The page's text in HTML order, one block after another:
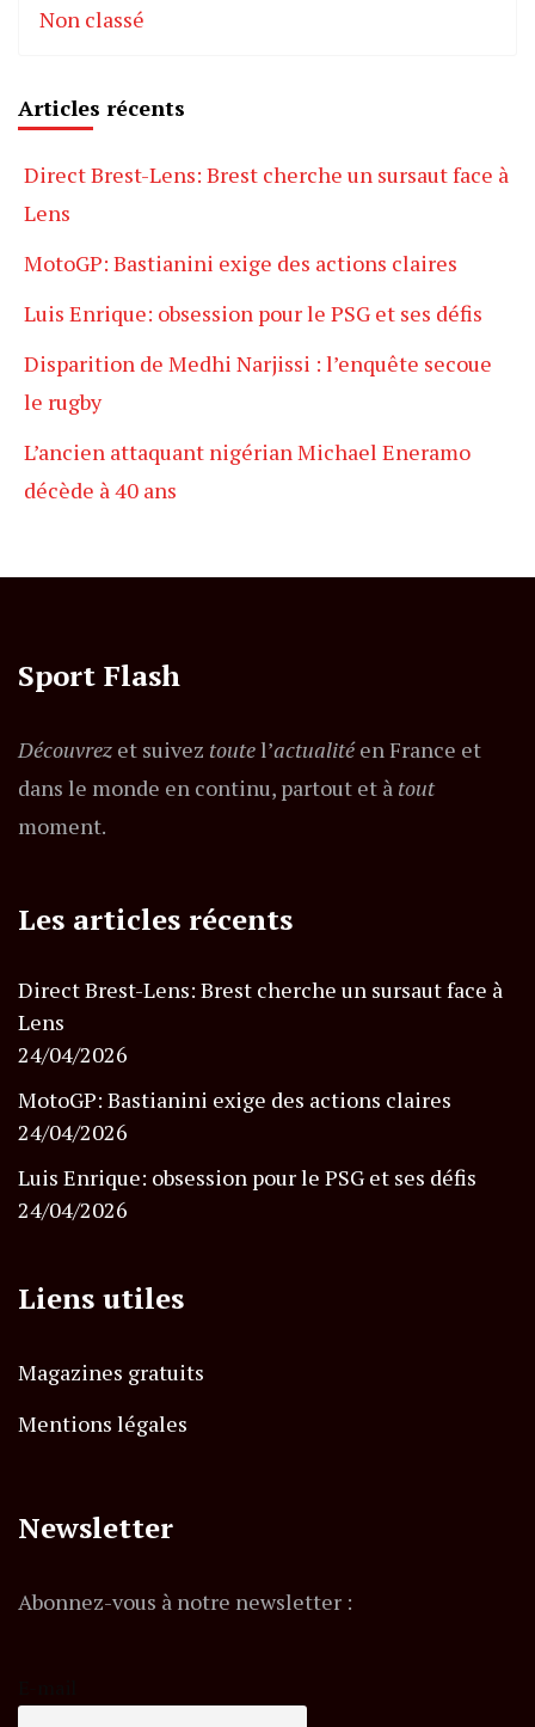
Non classé
Articles récents
Direct Brest-Lens: Brest cherche un sursaut face à
Lens
MotoGP: Bastianini exige des actions claires
Luis Enrique: obsession pour le PSG et ses défis
Disparition de Medhi Narjissi : l’enquête secoue
le rugby
L’ancien attaquant nigérian Michael Eneramo
décède à 40 ans
Sport Flash
Découvrez et suivez toutel’actualitéen France et
dans le monde en continu, partout et à tout
moment.
Les articles récents
Direct Brest-Lens: Brest cherche un sursaut face à
Lens
24/04/2026
MotoGP: Bastianini exige des actions claires
24/04/2026
Luis Enrique: obsession pour le PSG et ses défis
24/04/2026
Liens utiles
Magazines gratuits
Mentions légales
Newsletter
Abonnez-vous à notre newsletter :